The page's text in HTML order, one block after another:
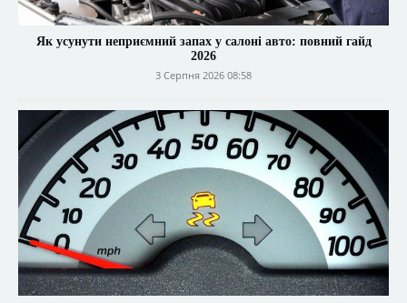
Як усунути неприємний запах у салоні авто: повний гайд
2026
3 Серпня 2026 08:58